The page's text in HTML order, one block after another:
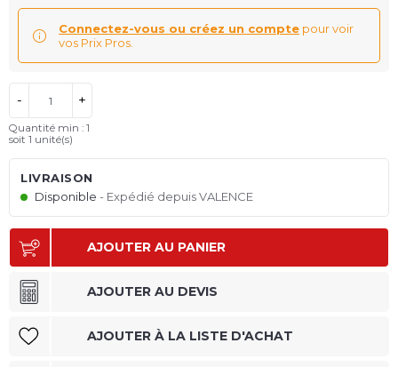
Connectez-vous ou créez un compte pour voir
vos Prix Pros.
- +
Quantité min : 1
soit 1 unité(s)
LIVRAISON
Disponible
Expédié depuis VALENCE
AJOUTER AU PANIER
AJOUTER AU DEVIS
AJOUTER À LA LISTE D'ACHAT